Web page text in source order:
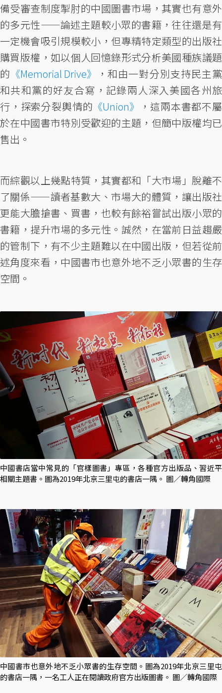
備受審查制度掣肘的中國圖書市場，其實也有意外
的多元性——論述主題較小眾的書籍，往往還是有
一定機會吸引規模較小，但專精特定類型的出版社
購買版權，如以個人回憶錄形式分析美國種族議題
的 《Memorial Drive》
，和由一對分別支持民主黨
和共和黨的好友合寫，記錄兩人深入美國各州旅
行，探索分裂輿情的 《Union》
，這兩本書都不屬
於在中國書市特別受歡迎的主題，但簡中版權均已
售出。
而綜觀以上幾點特質，其實都和「大市場」脫離不
了關係——讀者基數大、市場大的體質，讓出版社
更能大膽搶書、買書，也較有餘裕嘗試出版小眾的
書籍，提升市場的多元性。誠然，在當前日益趨嚴
的管制下，有不少主題難以在中國出版，但若從前
述角度來看，中國書市也意外地不乏小眾書的生存
空間。
中國書店當中常見的「官樣圖書」專區，各種官方出版品、習近平
相關主題書。圖為2019年北京三里屯的書店一隅。 圖／轉角國際
中國書市也意外地不乏小眾書的生存空間。圖為2019年北京三里屯
的書店一隅，一名工人正在閱讀政府官方出版圖書。 圖／轉角國際